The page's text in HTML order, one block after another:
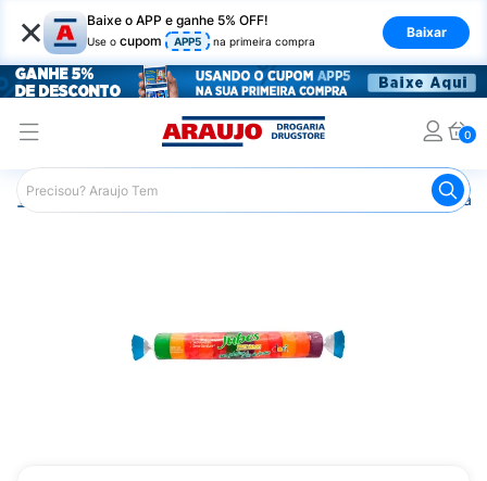
× Baixe o APP e ganhe 5% OFF!
Use o cupom APP5 na primeira compra
Baixar
0
Araujo Mercado